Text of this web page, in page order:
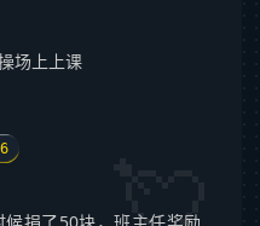
场上上课